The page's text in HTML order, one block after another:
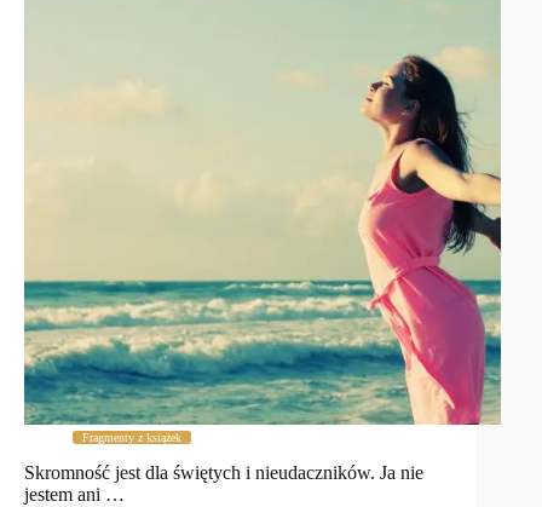
Fragmenty z książek
Skromność jest dla świętych i nieudaczników. Ja nie
jestem ani …